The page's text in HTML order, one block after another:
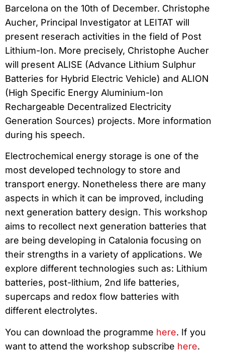
Barcelona on the 10th of December. Christophe
Aucher, Principal Investigator at LEITAT will
present reserach activities in the field of Post
Lithium-Ion. More precisely, Christophe Aucher
will present ALISE (Advance Lithium Sulphur
Batteries for Hybrid Electric Vehicle) and ALION
(High Specific Energy Aluminium-Ion
Rechargeable Decentralized Electricity
Generation Sources) projects. More information
during his speech.
Electrochemical energy storage is one of the
most developed technology to store and
transport energy. Nonetheless there are many
aspects in which it can be improved, including
next generation battery design. This workshop
aims to recollect next generation batteries that
are being developing in Catalonia focusing on
their strengths in a variety of applications. We
explore different technologies such as: Lithium
batteries, post-lithium, 2nd life batteries,
supercaps and redox flow batteries with
different electrolytes.
You can download the programme here. If you
want to attend the workshop subscribe here.